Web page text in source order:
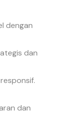
dengan
dan
dan